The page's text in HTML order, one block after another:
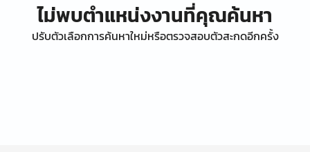
ไม่พบตำแหน่งงานที่คุณค้นหา
ปรับตัวเลือกการค้นหาใหม่หรือตรวจสอบตัวสะกดอีกครั้ง